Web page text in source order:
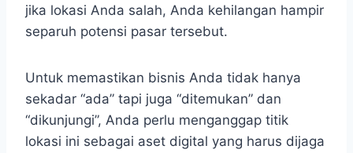
jika lokasi Anda salah, Anda kehilangan hampir
separuh potensi pasar tersebut.
Untuk memastikan bisnis Anda tidak hanya
sekadar “ada” tapi juga “ditemukan” dan
“dikunjungi”, Anda perlu menganggap titik
lokasi ini sebagai aset digital yang harus dijaga